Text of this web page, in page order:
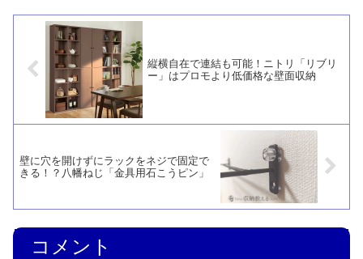
縦横自在で連結も可能！ニトリ「リブリ
ー」はプロモより低価格な壁面収納
壁に穴を開けずにラックをネジで固定で
きる！？八幡ねじ「金具用石こうピン」
コメント